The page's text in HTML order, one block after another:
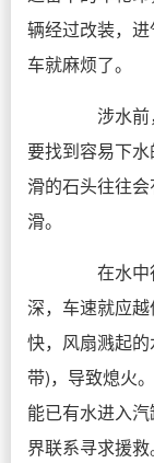
辆经过改装，
车就麻烦了。
涉水前
要找到容易下
滑的石头往往
滑。
在水中
深，车速就应
快，风扇溅起
带)，导致熄火
能已有水进入
界联系寻求援救